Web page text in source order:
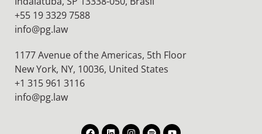
+55 19 3329 7588
info@pg.law
1177 Avenue of the Americas, 5th Floor
New York, NY, 10036, United States
+1 315 961 3116
info@pg.law